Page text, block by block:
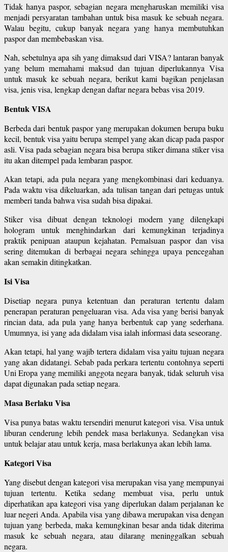
Tidak hanya paspor, sebagian negara mengharuskan memiliki visa
menjadi persyaratan tambahan untuk bisa masuk ke sebuah negara.
Walau begitu, cukup banyak negara yang hanya membutuhkan
paspor dan membebaskan visa.
Nah, sebetulnya apa sih yang dimaksud dari VISA? lantaran banyak
yang belum memahami maksud dan tujuan diperlukannya Visa
untuk masuk ke sebuah negara, berikut kami bagikan penjelasan
visa, jenis visa, lengkap dengan daftar negara bebas visa 2019.
Bentuk VISA
Berbeda dari bentuk paspor yang merupakan dokumen berupa buku
kecil, bentuk visa yaitu berupa stempel yang akan dicap pada paspor
asli. Visa pada sebagian negara bisa berupa stiker dimana stiker visa
itu akan ditempel pada lembaran paspor.
Akan tetapi, ada pula negara yang mengkombinasi dari keduanya.
Pada waktu visa dikeluarkan, ada tulisan tangan dari petugas untuk
memberi tanda bahwa visa sudah bisa dipakai.
Stiker visa dibuat dengan teknologi modern yang dilengkapi
hologram untuk menghindarkan dari kemungkinan terjadinya
praktik penipuan ataupun kejahatan. Pemalsuan paspor dan visa
sering ditemukan di berbagai negara sehingga upaya pencegahan
akan semakin ditingkatkan.
Isi Visa
Disetiap negara punya ketentuan dan peraturan tertentu dalam
penerapan peraturan pengeluaran visa. Ada visa yang berisi banyak
rincian data, ada pula yang hanya berbentuk cap yang sederhana.
Umumnya, isi yang ada didalam visa ialah informasi data seseorang.
Akan tetapi, hal yang wajib tertera didalam visa yaitu tujuan negara
yang akan didatangi. Sebab pada perkara tertentu contohnya seperti
Uni Eropa yang memiliki anggota negara banyak, tidak seluruh visa
dapat digunakan pada setiap negara.
Masa Berlaku Visa
Visa punya batas waktu tersendiri menurut kategori visa. Visa untuk
liburan cenderung lebih pendek masa berlakunya. Sedangkan visa
untuk belajar atau untuk kerja, masa berlakunya akan lebih lama.
Kategori Visa
Yang disebut dengan kategori visa merupakan visa yang mempunyai
tujuan tertentu. Ketika sedang membuat visa, perlu untuk
diperhatikan apa kategori visa yang diperlukan dalam perjalanan ke
luar negeri Anda. Apabila visa yang dibawa merupakan visa dengan
tujuan yang berbeda, maka kemungkinan besar anda tidak diterima
masuk ke sebuah negara, atau dilarang meninggalkan sebuah
negara.